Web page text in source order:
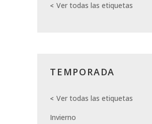
Ver todas las etiquetas
TEMPORADA
Ver todas las etiquetas
Invierno